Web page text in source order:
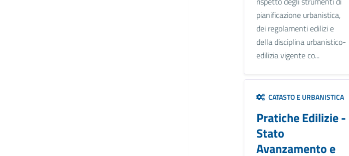
pianificazione urbanistica,
dei regolamenti edilizi e
della disciplina urbanistico-
edilizia vigente co...
CATASTO E URBANISTICA
Pratiche Edilizie -
Stato
Avanzamento e